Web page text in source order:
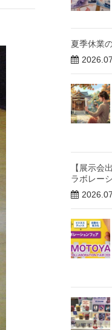
夏季休業
【展示会
ラボレー